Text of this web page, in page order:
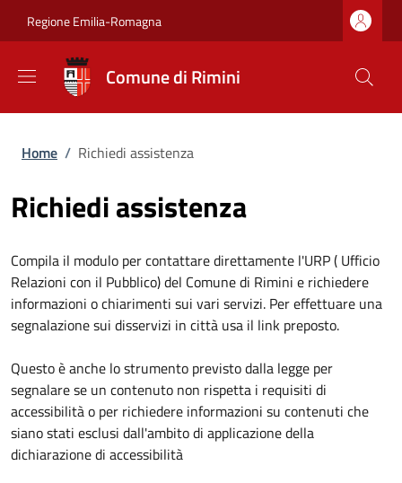
Regione Emilia-Romagna
Comune di Rimini
Briciole di pane
Home / Richiedi assistenza
Richiedi assistenza
Compila il modulo per contattare direttamente l'URP ( Ufficio
Relazioni con il Pubblico) del Comune di Rimini e richiedere
informazioni o chiarimenti sui vari servizi. Per effettuare una
segnalazione sui disservizi in città usa il link preposto.
Questo è anche lo strumento previsto dalla legge per
segnalare se un contenuto non rispetta i requisiti di
accessibilità o per richiedere informazioni su contenuti che
siano stati esclusi dall'ambito di applicazione della
dichiarazione di accessibilità